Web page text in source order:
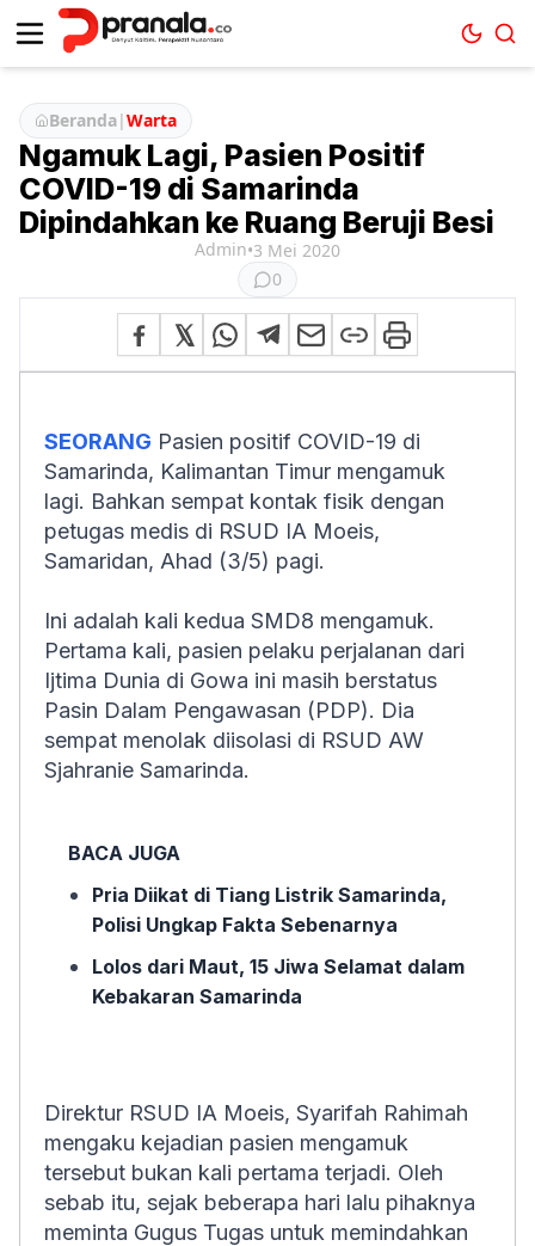
Beranda|Warta
Ngamuk Lagi, Pasien Positif
COVID-19 di Samarinda
Dipindahkan ke Ruang Beruji Besi
Admin•3 Mei 2020
0
SEORANG Pasien positif COVID-19 di
Samarinda, Kalimantan Timur mengamuk
lagi. Bahkan sempat kontak fisik dengan
petugas medis di RSUD IA Moeis,
Samaridan, Ahad (3/5) pagi.
Ini adalah kali kedua SMD8 mengamuk.
Pertama kali, pasien pelaku perjalanan dari
Ijtima Dunia di Gowa ini masih berstatus
Pasin Dalam Pengawasan (PDP). Dia
sempat menolak diisolasi di RSUD AW
Sjahranie Samarinda.
BACA JUGA
Pria Diikat di Tiang Listrik Samarinda,
Polisi Ungkap Fakta Sebenarnya
Lolos dari Maut, 15 Jiwa Selamat dalam
Kebakaran Samarinda
Direktur RSUD IA Moeis, Syarifah Rahimah
mengaku kejadian pasien mengamuk
tersebut bukan kali pertama terjadi. Oleh
sebab itu, sejak beberapa hari lalu pihaknya
meminta Gugus Tugas untuk memindahkan